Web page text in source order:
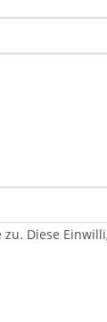
Diese